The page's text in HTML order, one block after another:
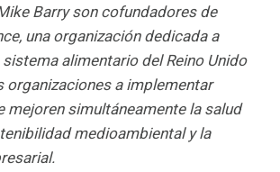
Barry son cofundadores de
una organización dedicada a
alimentario del Reino Unido
organizaciones a implementar
mejoren simultáneamente la salud
medioambiental y la